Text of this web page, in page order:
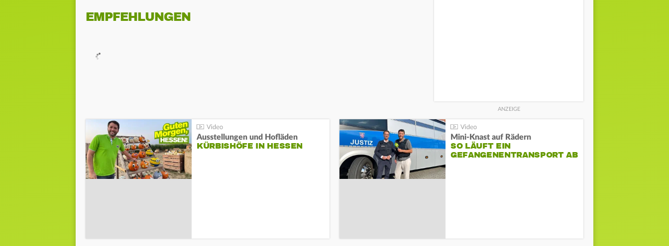
EMPFEHLUNGEN
Ausstellungen und Hofläden
KÜRBISHÖFE IN HESSEN
Mini-Knast auf Rädern
SO LÄUFT EIN
GEFANGENENTRANSPORT AB